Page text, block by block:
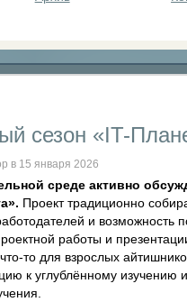
сезон «IT-
в 15 января 2026
среде активно
Проект традиционно
и
работы и
то для взрослых
к углублённому